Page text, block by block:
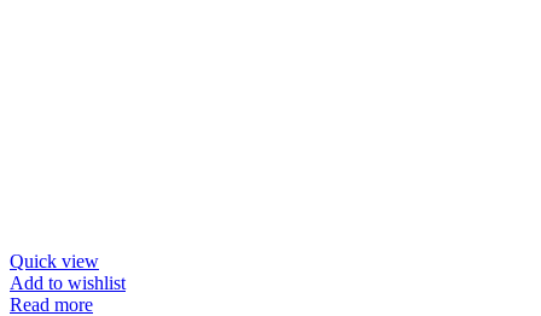
Quick view
Add to wishlist
Read more